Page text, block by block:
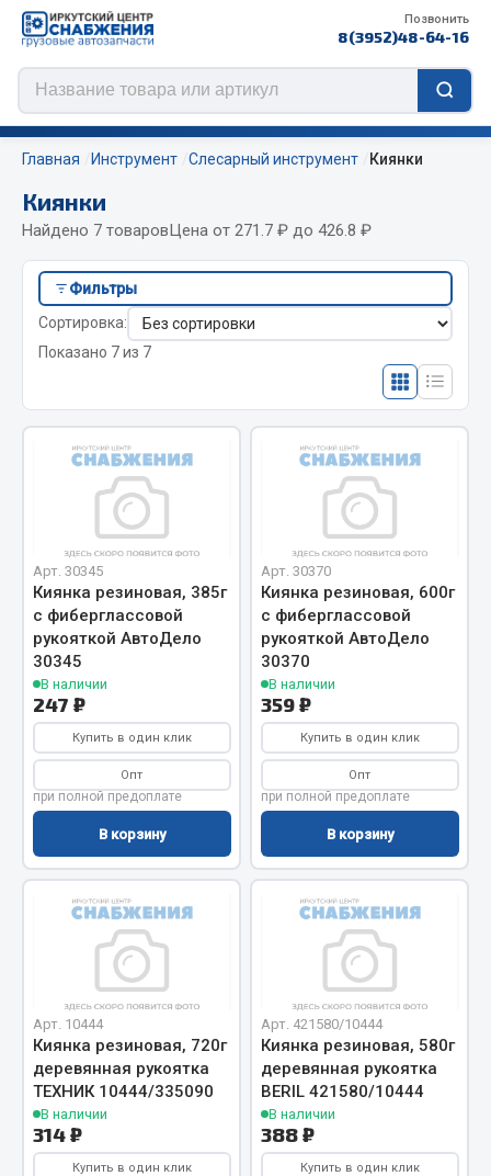
Позвонить
8(3952)48-64-16
Цепи противоскольжения
ЦЕПИ РОССИЯ
ЦЕПИ BOHU (Китай)
Изготовление цепей на колеса BOHU
Весь раздел
Отопители салона, подогреватели
Автономные воздушные отопители
Жидкостные подогреватели
Отопители салона
Подогреватели тосола
Весь раздел
Автотовары
Автокаталоги
Аксессуары автомобильные
Аптечки и знаки автомобильные
Брызговики
Вентиляторы кабины
Вымпела
Показать ещё
Весь раздел
Смазочные материалы
Главная Инструмент Слесарный инструмент Киянки
Киянки
Найдено 7 товаровЦена от 271.7 ₽ до 426.8 ₽
Фильтры
Сортировка:
Показано 7 из 7
Арт. 30345
Киянка резиновая, 385г
с фиберглассовой
рукояткой АвтоДело
30345
В наличии
247 ₽
Купить в один клик
Опт
при полной предоплате
В корзину
Арт. 30370
Киянка резиновая, 600г
с фиберглассовой
рукояткой АвтоДело
30370
В наличии
359 ₽
Купить в один клик
Опт
при полной предоплате
В корзину
Арт. 10444
Киянка резиновая, 720г
деревянная рукоятка
ТЕХНИК 10444/335090
В наличии
314 ₽
Купить в один клик
Арт. 421580/10444
Киянка резиновая, 580г
деревянная рукоятка
BERIL 421580/10444
В наличии
388 ₽
Купить в один клик